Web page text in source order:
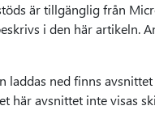
är tillgänglig från
i den här artikeln.
laddas ned finns
här avsnittet inte visas